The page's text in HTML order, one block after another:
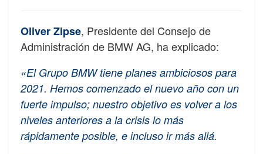
Oliver Zipse, Presidente del Consejo de
Administración de BMW AG, ha explicado:
«El Grupo BMW tiene planes ambiciosos para
2021. Hemos comenzado el nuevo año con un
fuerte impulso; nuestro objetivo es volver a los
niveles anteriores a la crisis lo más
rápidamente posible, e incluso ir más allá.